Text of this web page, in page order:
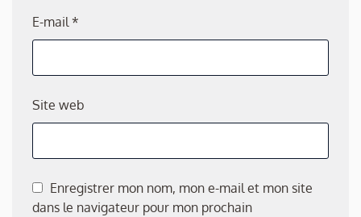
E-mail*
Site web
Enregistrer mon nom, mon e-mail et mon site
dans le navigateur pour mon prochain